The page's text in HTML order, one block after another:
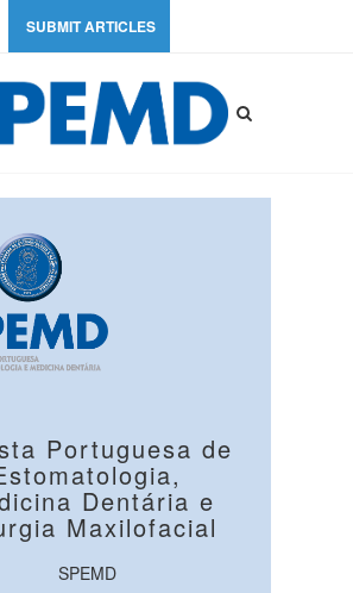
SUBMIT ARTICLES
Portuguesa de
Dentária e
Maxilofacial
SPEMD